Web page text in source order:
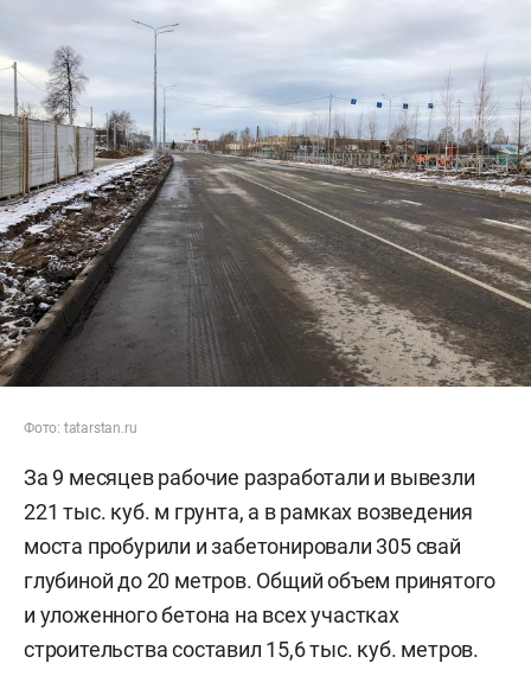
Фото: tatarstan.ru
За 9 месяцев рабочие разработали и вывезли
221 тыс. куб. м грунта, а в рамках возведения
моста пробурили и забетонировали 305 свай
глубиной до 20 метров. Общий объем принятого
и уложенного бетона на всех участках
строительства составил 15,6 тыс. куб. метров.